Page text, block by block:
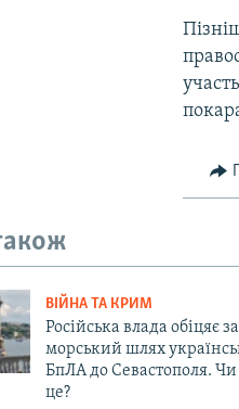
ВІЙНА ТА КРИМ
Російська влада обіцяє
морський шлях
БпЛА до Севастополя.
це?